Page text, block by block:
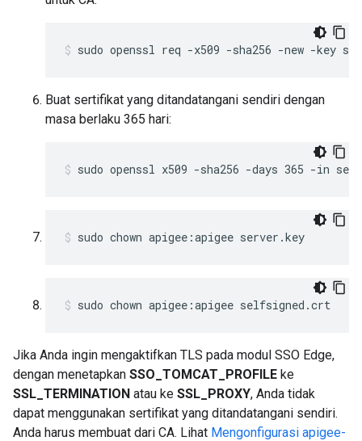
sudo openssl req -x509 -sha256 -new -key
Buat sertifikat yang ditandatangani sendiri dengan
masa berlaku 365 hari:
sudo openssl x509 -sha256 -days 365 -in
sudo chown apigee:apigee server.key
sudo chown apigee:apigee selfsigned.crt
Jika Anda ingin mengaktifkan TLS pada modul SSO Edge,
dengan menetapkan SSO_TOMCAT_PROFILE ke
SSL_TERMINATION atau ke SSL_PROXY, Anda tidak
dapat menggunakan sertifikat yang ditandatangani sendiri.
Anda harus membuat dari CA. Lihat Mengonfigurasi apigee-